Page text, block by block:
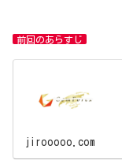
前回のあらすじ
jirooooo.com